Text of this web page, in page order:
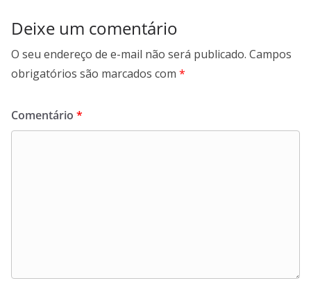
Deixe um comentário
O seu endereço de e-mail não será publicado. Campos
obrigatórios são marcados com *
Comentário *